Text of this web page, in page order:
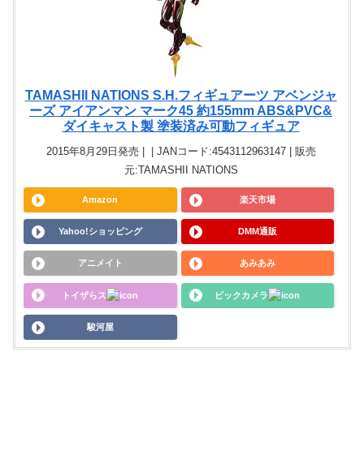
TAMASHII NATIONS S.H.フィギュアーツ アベンジャ
ーズ アイアンマン マーク45 約155mm ABS&PVC&
ダイキャスト製 塗装済み可動フィギュア
2015年8月29日発売 | | JANコード:4543112963147 | 販売
元:TAMASHII NATIONS
Amazon 楽天市場
Yahoo!ショッピング DMM通販
アニメイト あみあみ
トイザらス ビックカメラ
駿河屋